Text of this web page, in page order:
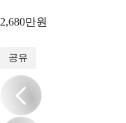
2,680만원
공유
/17